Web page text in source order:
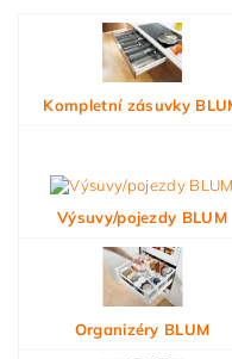
Kompletní zásuvky
Výsuvy/pojezdy BLUM
Organizéry BLUM